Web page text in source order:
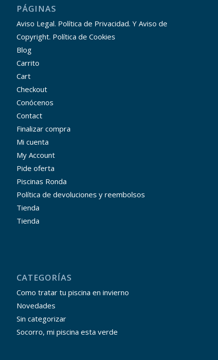
PÁGINAS
Aviso Legal. Política de Privacidad. Y Aviso de
Copyright. Política de Cookies
Blog
Carrito
Cart
Checkout
Conócenos
Contact
Finalizar compra
Mi cuenta
My Account
Pide oferta
Piscinas Ronda
Política de devoluciones y reembolsos
Tienda
Tienda
CATEGORÍAS
Como tratar tu piscina en invierno
Novedades
Sin categorizar
Socorro, mi piscina esta verde